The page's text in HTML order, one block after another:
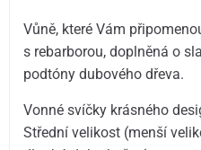
Vůně, které Vám
s rebarborou, doplněná o
podtóny dubového dřeva.
Vonné svíčky krásného
Střední velikost (menší